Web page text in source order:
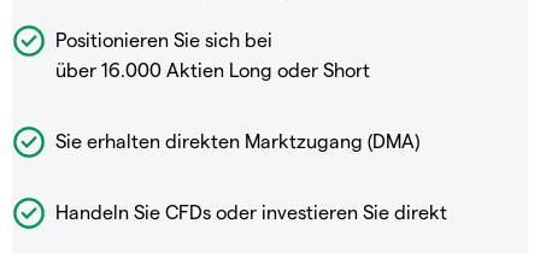
Positionieren Sie sich bei
über 16.000 Aktien Long oder Short
Sie erhalten direkten Marktzugang (DMA)
Handeln Sie CFDs oder investieren Sie direkt